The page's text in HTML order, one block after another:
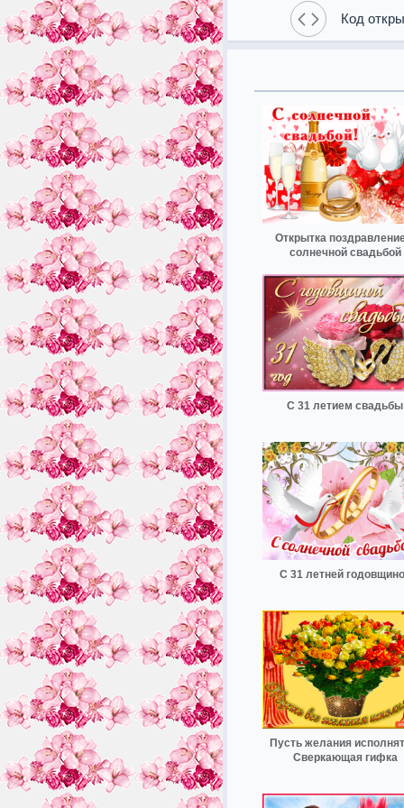
Код
Открытка
солнечной свадьбой
С 31 летием свадьбы
С 31 летней
Пусть желания
Сверкающая гифка